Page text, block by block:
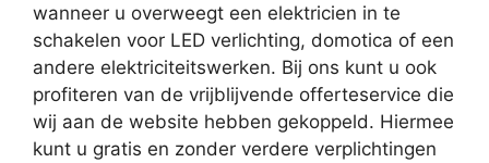
wanneer u overweegt een elektricien in te
schakelen voor LED verlichting, domotica of een
andere elektriciteitswerken. Bij ons kunt u ook
profiteren van de vrijblijvende offerteservice die
wij aan de website hebben gekoppeld. Hiermee
kunt u gratis en zonder verdere verplichtingen